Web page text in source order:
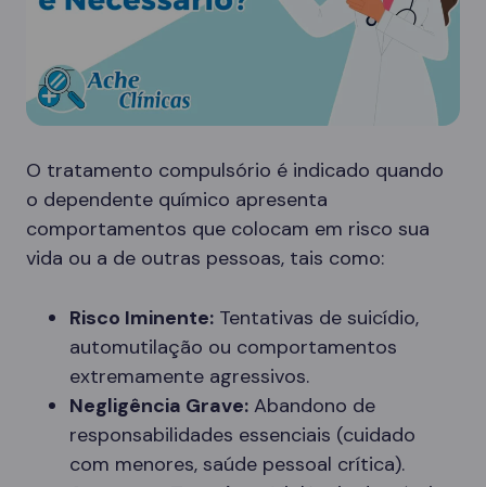
O tratamento compulsório é indicado quando
o dependente químico apresenta
comportamentos que colocam em risco sua
vida ou a de outras pessoas, tais como:
Risco Iminente: Tentativas de suicídio,
automutilação ou comportamentos
extremamente agressivos.
Negligência Grave: Abandono de
responsabilidades essenciais (cuidado
com menores, saúde pessoal crítica).